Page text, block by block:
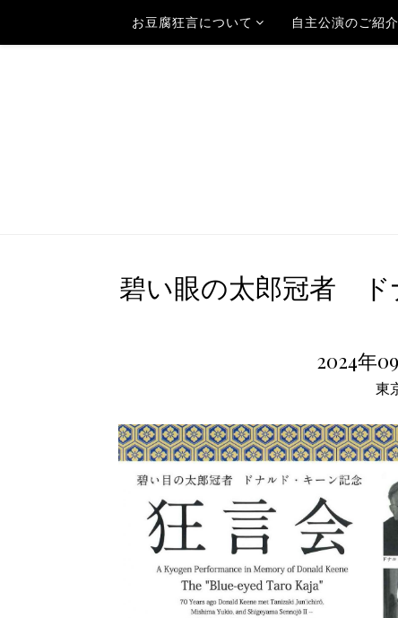
お豆腐狂言について 自主公演のご紹介
碧い眼の太郎冠者
2024年
東